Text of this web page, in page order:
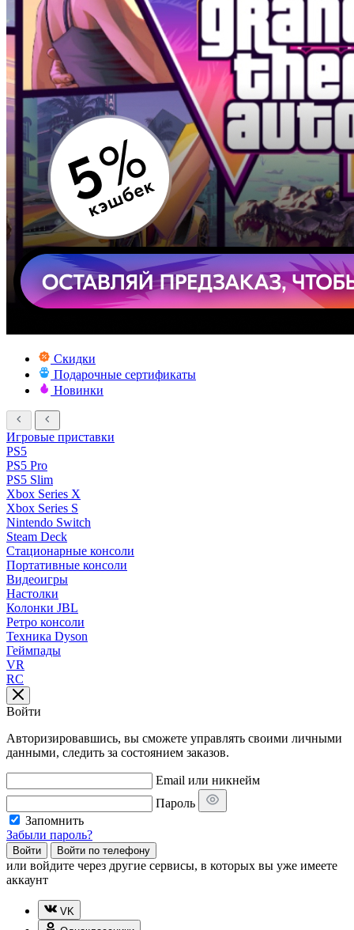
Скидки
Подарочные сертификаты
Новинки
Игровые приставки
PS5
PS5 Pro
PS5 Slim
Xbox Series X
Xbox Series S
Nintendo Switch
Steam Deck
Стационарные консоли
Портативные консоли
Видеоигры
Настолки
Колонки JBL
Ретро консоли
Техника Dyson
Геймпады
VR
RC
Войти
Авторизировавшись, вы сможете управлять своими личными
данными, следить за состоянием заказов.
Email или никнейм
Пароль
Запомнить
Забыли пароль?
Войти Войти по телефону
или войдите через другие сервисы, в которых вы уже имеете
аккаунт
VK